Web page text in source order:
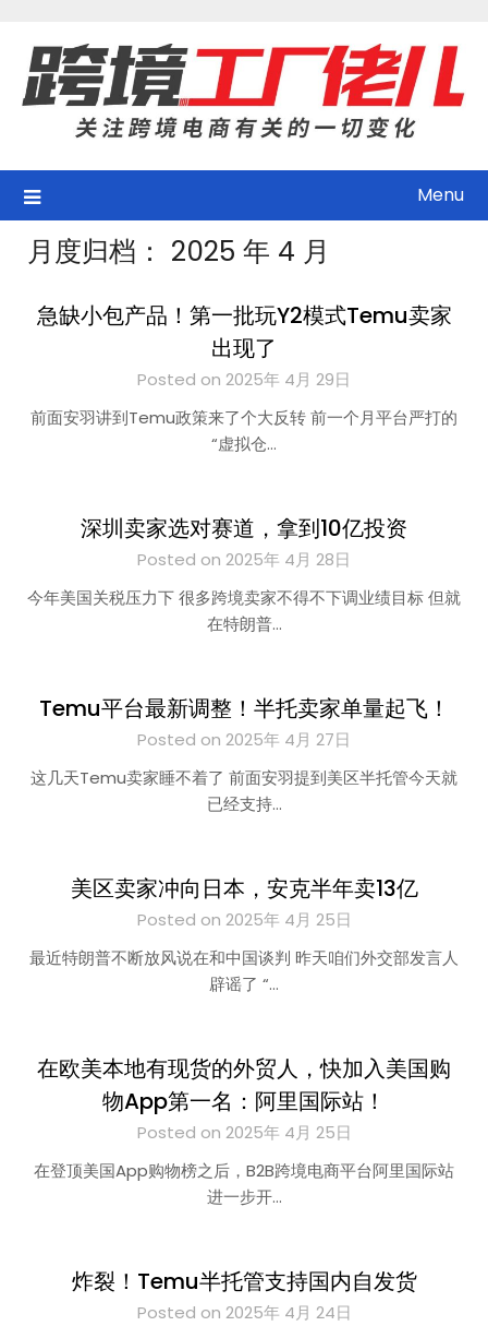
content
Menu
月度归档： 2025 年 4 月
急缺小包产品！第一批玩Y2模式Temu卖家
出现了
Posted on 2025年 4月 29日
前面安羽讲到Temu政策来了个大反转 前一个月平台严打的
“虚拟仓…
深圳卖家选对赛道，拿到10亿投资
Posted on 2025年 4月 28日
今年美国关税压力下 很多跨境卖家不得不下调业绩目标 但就
在特朗普…
Temu平台最新调整！半托卖家单量起飞！
Posted on 2025年 4月 27日
这几天Temu卖家睡不着了 前面安羽提到美区半托管今天就
已经支持…
美区卖家冲向日本，安克半年卖13亿
Posted on 2025年 4月 25日
最近特朗普不断放风说在和中国谈判 昨天咱们外交部发言人
辟谣了 “…
在欧美本地有现货的外贸人，快加入美国购
物App第一名：阿里国际站！
Posted on 2025年 4月 25日
在登顶美国App购物榜之后，B2B跨境电商平台阿里国际站
进一步开…
炸裂！Temu半托管支持国内自发货
Posted on 2025年 4月 24日